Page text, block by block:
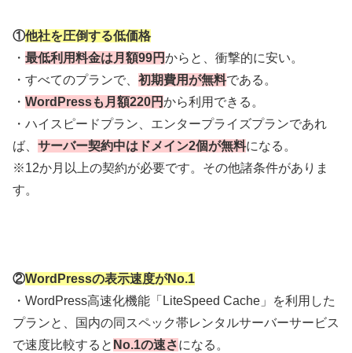
①他社を圧倒する低価格
・ 最低利用料金は月額99円からと、衝撃的に安い。
・すべてのプランで、 初期費用が無料である。
・ WordPressも月額220円から利用できる。
・ハイスピードプラン、エンタープライズプランであれ
ば、 サーバー契約中はドメイン2個が無料になる。
※12か月以上の契約が必要です。その他諸条件がありま
す。
②WordPressの表示速度がNo.1
・WordPress高速化機能「LiteSpeed Cache」を利用した
プランと、国内の同スペック帯レンタルサーバーサービス
で速度比較すると No.1の速さになる。